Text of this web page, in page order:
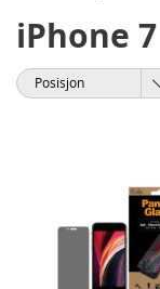
iPhone
Sorter